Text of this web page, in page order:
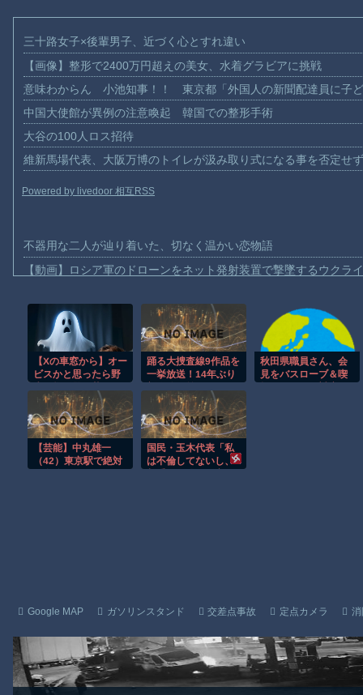
三十路女子×後輩男子、近づく心とすれ違い
【画像】整形で2400万円超えの美女、水着グラビアに挑戦
意味わからん 小池知事！！ 東京都「外国人の新聞配達員に子
中国大使館が異例の注意喚起 韓国での整形手術
大谷の100人ロス招待
維新馬場代表、大阪万博のトイレが汲み取り式になる事を否定せ
Powered by livedoor 相互RSS
不器用な二人が辿り着いた、切なく温かい恋物語
【動画】ロシア軍のドローンをネット発射装置で撃墜するウクラ
【動画】よく助けられたな。岐阜の川で外国人が溺れてしまう事
渡邊渚さん「私がPTSDと診断された当時、世間はまだPTSDと
【動画】自動ドアの仕組みを理解した富山のツバメが賢い。
【動画】高速道路を走行中の車からリアガラスが飛んでくる事故(
子供向け漫画、謎の闇の大会に参加しがち問題
【朗報】大人気漫画「GANTZ」がAmazonでなんと全巻100円ｗ
【Xの車窓から】オー
ビスかと思ったら野
か
踊る大捜査線9作品を
一挙放送！14年ぶり
秋田県職員さん、会
見をバスローブ＆喫
【芸能】中丸雄一
（42）東京駅で絶対
国民・玉木代表「私
は不倫してないし、
Google MAP ガソリンスタンド 交差点事故 定点カメラ